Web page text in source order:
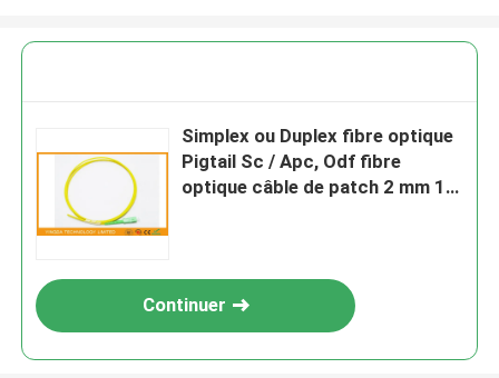
Simplex ou Duplex fibre optique
Pigtail Sc / Apc, Odf fibre
optique câble de patch 2 mm 1
Continuer